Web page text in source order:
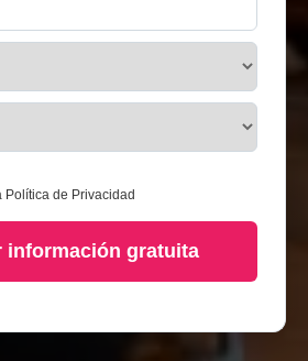
Política de Privacidad
información gratuita